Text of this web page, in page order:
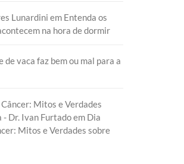
Lunardini em Entenda os
na hora de dormir
de vaca faz bem ou mal para a
Mitos e Verdades
- Dr. Ivan Furtadoem Dia
Mitos e Verdades sobre